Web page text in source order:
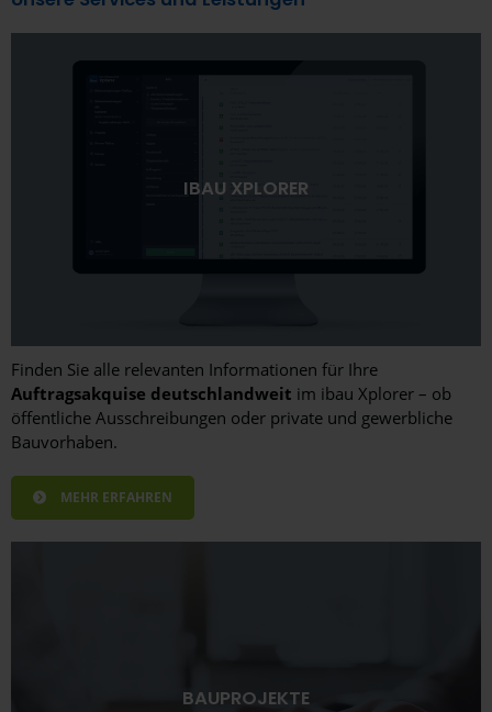
IBAU XPLORER
Finden Sie alle relevanten Informationen für Ihre
Auftragsakquise deutschlandweit im ibau Xplorer – ob
öffentliche Ausschreibungen oder private und gewerbliche
Bauvorhaben.
MEHR ERFAHREN
BAUPROJEKTE